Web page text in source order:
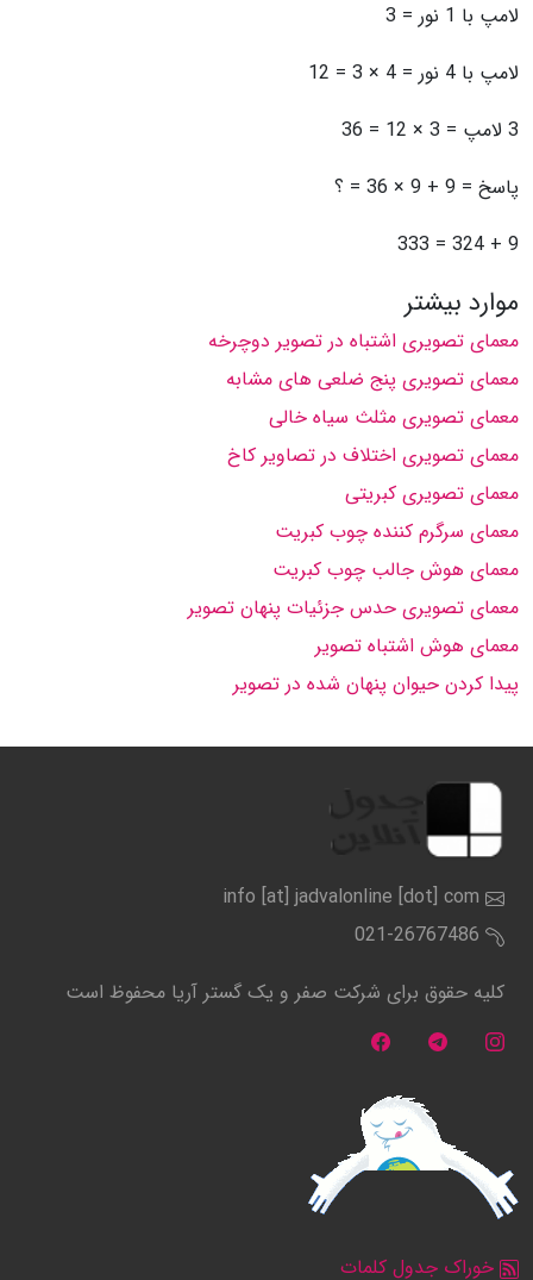
لامپ با 1 نور = 3
لامپ با 4 نور = 4 × 3 = 12
3 لامپ = 3 × 12 = 36
پاسخ = 9 + 9 × 36 = ؟
9 + 324 = 333
موارد بیشتر
معمای تصویری اشتباه در تصویر دوچرخه
معمای تصویری پنج ضلعی های مشابه
معمای تصویری مثلث سیاه خالی
معمای تصویری اختلاف در تصاویر کاخ
معمای تصویری کبریتی
معمای سرگرم کننده چوب کبریت
معمای هوش جالب چوب کبریت
معمای تصویری حدس جزئیات پنهان تصویر
معمای هوش اشتباه تصویر
پیدا کردن حیوان پنهان شده در تصویر
info [at] jadvalonline [dot] com
021-26767486
کلیه حقوق برای شرکت صفر و یک گستر آریا محفوظ است
خوراک جدول کلمات